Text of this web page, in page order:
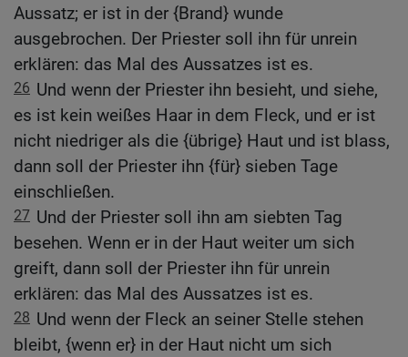
Aussatz; er ist in der {Brand} wunde
ausgebrochen. Der Priester soll ihn für unrein
erklären: das Mal des Aussatzes ist es.
26 Und wenn der Priester ihn besieht, und siehe,
es ist kein weißes Haar in dem Fleck, und er ist
nicht niedriger als die {übrige} Haut und ist blass,
dann soll der Priester ihn {für} sieben Tage
einschließen.
27 Und der Priester soll ihn am siebten Tag
besehen. Wenn er in der Haut weiter um sich
greift, dann soll der Priester ihn für unrein
erklären: das Mal des Aussatzes ist es.
28 Und wenn der Fleck an seiner Stelle stehen
bleibt, {wenn er} in der Haut nicht um sich